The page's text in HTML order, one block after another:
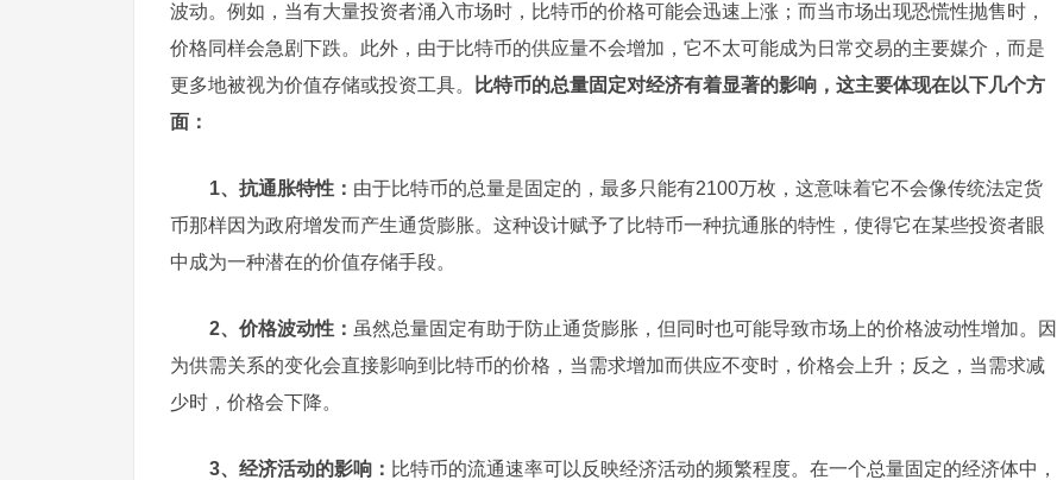
波动。例如，当有大量投资者涌入市场时，比特币的价格可能会迅速上涨；而当市场出现恐慌性抛售时，
价格同样会急剧下跌。此外，由于比特币的供应量不会增加，它不太可能成为日常交易的主要媒介，而是
更多地被视为价值存储或投资工具。
比特币的总量固定对经济有着显著的影响，这主要体现在以下几个方
面：
1、抗通胀特性： 由于比特币的总量是固定的，最多只能有2100万枚，这意味着它不会像传统法定货
币那样因为政府增发而产生通货膨胀。这种设计赋予了比特币一种抗通胀的特性，使得它在某些投资者眼
中成为一种潜在的价值存储手段。
2、价格波动性： 虽然总量固定有助于防止通货膨胀，但同时也可能导致市场上的价格波动性增加。因
为供需关系的变化会直接影响到比特币的价格，当需求增加而供应不变时，价格会上升；反之，当需求减
少时，价格会下降。
3、经济活动的影响： 比特币的流通速率可以反映经济活动的频繁程度。在一个总量固定的经济体中，